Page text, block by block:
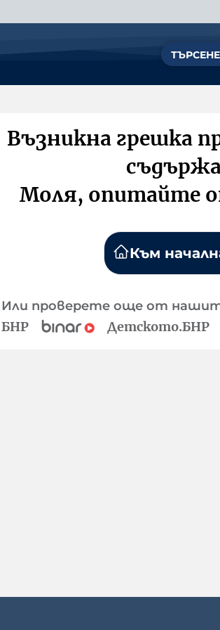
Възникна грешка
Моля, опитайте
Към
Или проверете още от
БНР Детското.БНР